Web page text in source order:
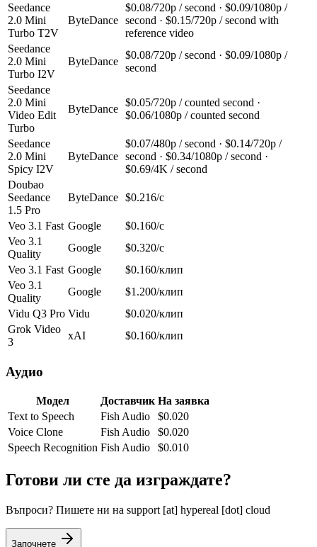
Seedance
2.0 Mini
Turbo T2V
ByteDance
$0.08/720p / second · $0.09/1080p /
second · $0.15/720p / second with
reference video
Seedance
2.0 Mini
Turbo I2V
ByteDance
$0.08/720p / second · $0.09/1080p /
second
Seedance
2.0 Mini
Video Edit
Turbo
ByteDance
$0.05/720p / counted second ·
$0.06/1080p / counted second
Seedance
2.0 Mini
Spicy I2V
ByteDance
$0.07/480p / second · $0.14/720p /
second · $0.34/1080p / second ·
$0.69/4K / second
Doubao
Seedance
1.5 Pro
ByteDance $0.216/с
Veo 3.1 Fast Google
$0.160/с
Veo 3.1
Quality
Google
$0.320/с
Veo 3.1 Fast Google
$0.160/клип
Veo 3.1
Quality
Google
$1.200/клип
Vidu Q3 Pro Vidu
$0.020/клип
Grok Video
3
xAI $0.160/клип
Аудио
Модел Доставчик На заявка
Text to Speech
Fish Audio $0.020
Voice Clone
Fish Audio $0.020
Speech Recognition Fish Audio $0.010
Готови ли сте да изграждате?
Въпроси? Пишете ни на support [at] hypereal [dot] cloud
Започнете